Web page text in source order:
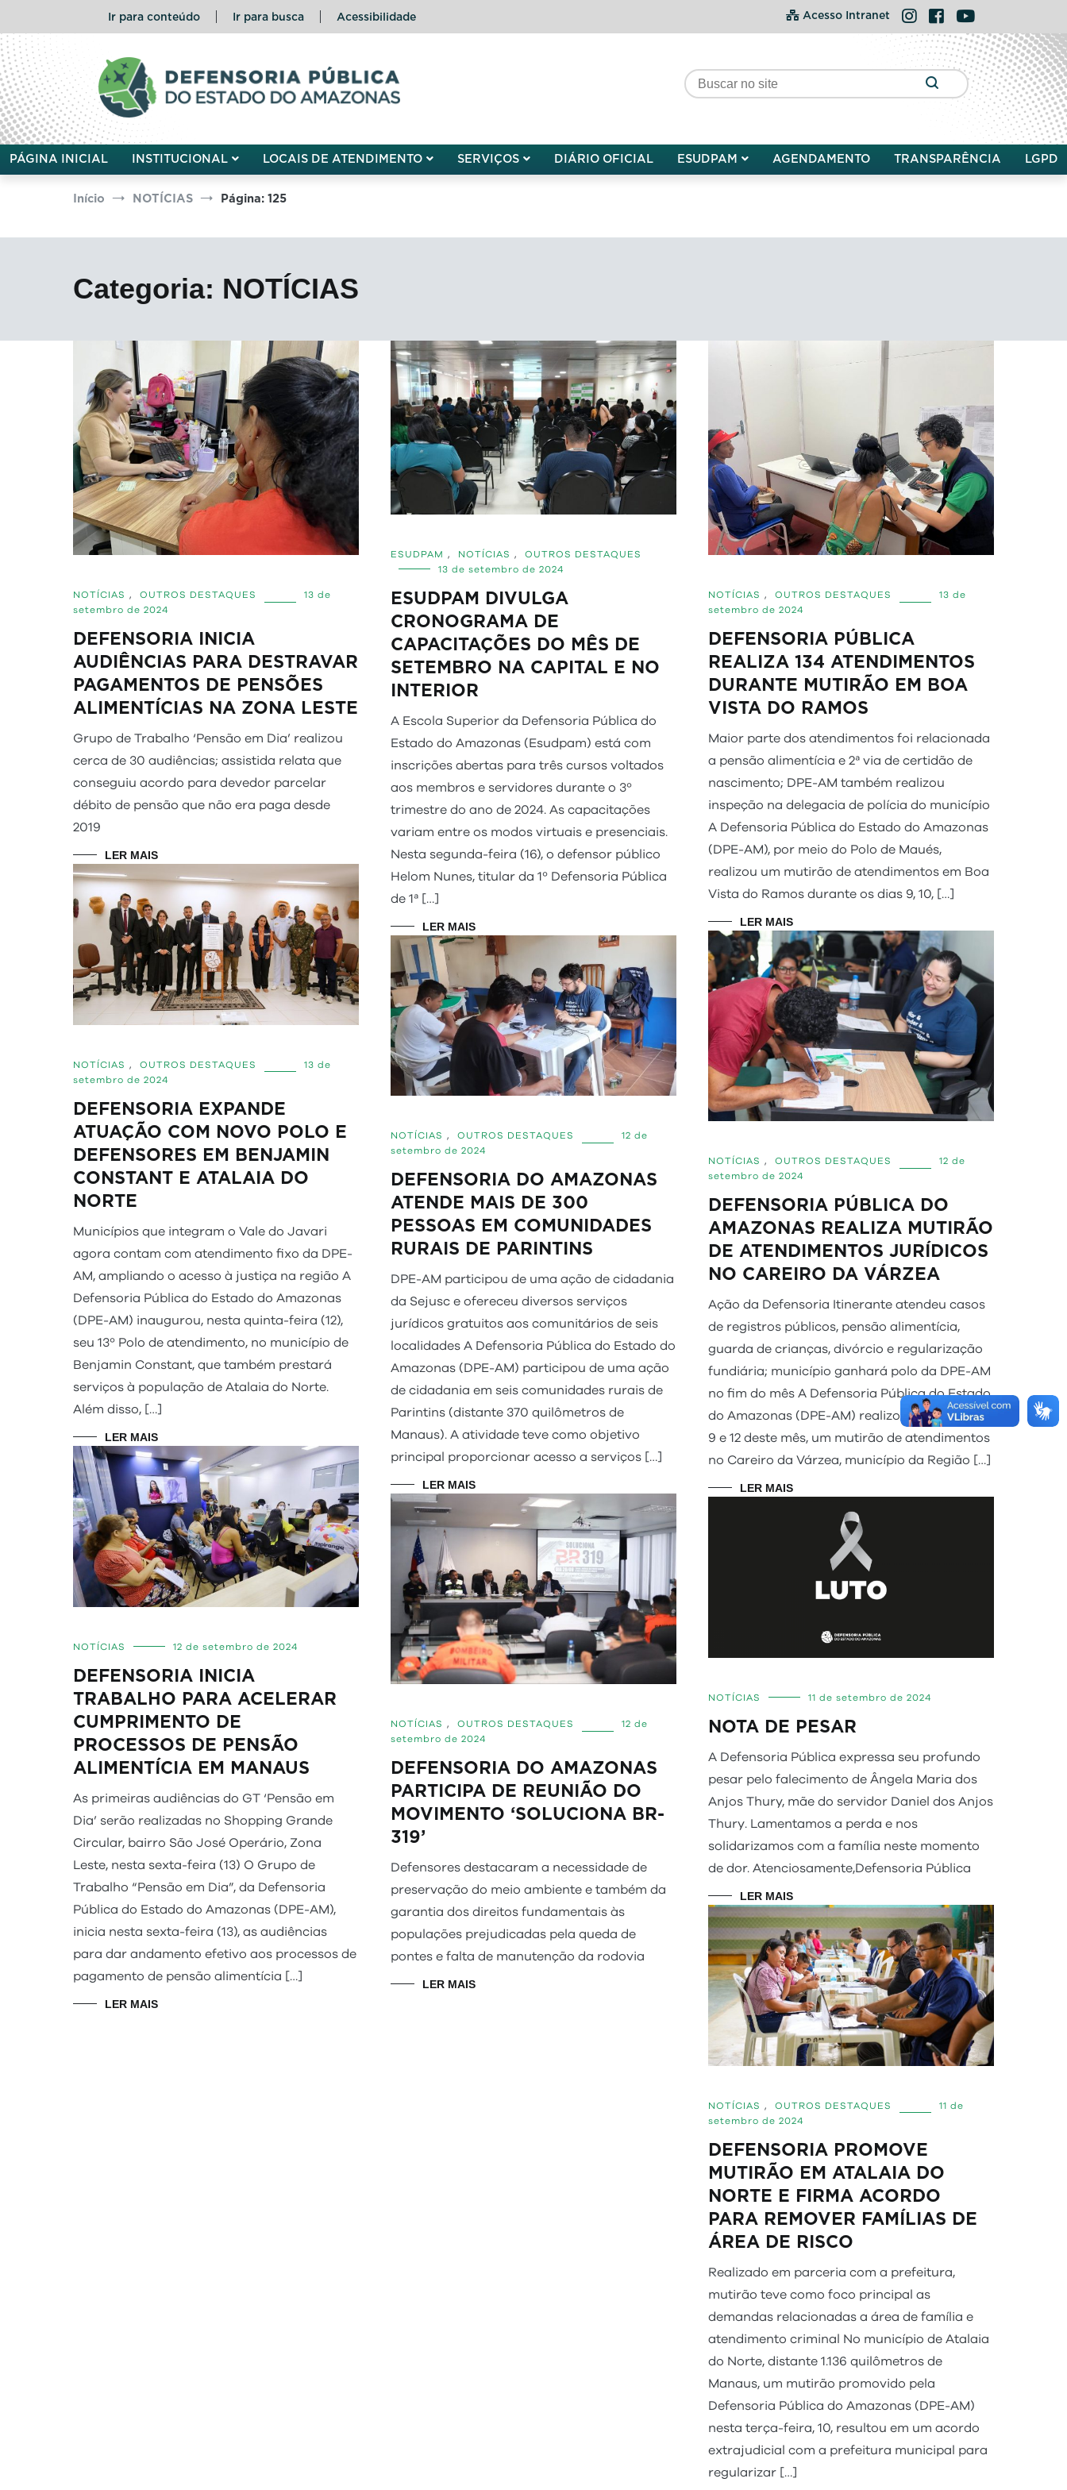
o
conteúdo
Ir para conteúdo Ir para busca Acessibilidade Acesso Intranet Instagram
FacebookYouTube
Defensoria Pública do Estado do Amazonas
PÁGINA INICIAL INSTITUCIONAL LOCAIS DE ATENDIMENTO SERVIÇOS DIÁRIO OFICIAL ESUDPAM AGENDAMENTO TRANSPARÊNCIA LGPD
Início NOTÍCIAS Página: 125
Categoria: NOTÍCIAS
NOTÍCIAS , OUTROS DESTAQUES
13 de
setembro de 2024
DEFENSORIA INICIA
AUDIÊNCIAS PARA DESTRAVAR
PAGAMENTOS DE PENSÕES
ALIMENTÍCIAS NA ZONA LESTE
Grupo de Trabalho ‘Pensão em Dia’ realizou
cerca de 30 audiências; assistida relata que
conseguiu acordo para devedor parcelar
débito de pensão que não era paga desde
2019
LER MAIS
ESUDPAM , NOTÍCIAS ,
OUTROS DESTAQUES
13 de setembro de 2024
ESUDPAM DIVULGA
CRONOGRAMA DE
CAPACITAÇÕES DO MÊS DE
SETEMBRO NA CAPITAL E NO
INTERIOR
A Escola Superior da Defensoria Pública do
Estado do Amazonas (Esudpam) está com
inscrições abertas para três cursos voltados
aos membros e servidores durante o 3º
trimestre do ano de 2024. As capacitações
variam entre os modos virtuais e presenciais.
Nesta segunda-feira (16), o defensor público
Helom Nunes, titular da 1º Defensoria Pública
de 1ª […]
LER MAIS
NOTÍCIAS , OUTROS DESTAQUES
13 de
setembro de 2024
DEFENSORIA PÚBLICA
REALIZA 134 ATENDIMENTOS
DURANTE MUTIRÃO EM BOA
VISTA DO RAMOS
Maior parte dos atendimentos foi relacionada
a pensão alimentícia e 2ª via de certidão de
nascimento; DPE-AM também realizou
inspeção na delegacia de polícia do município
A Defensoria Pública do Estado do Amazonas
(DPE-AM), por meio do Polo de Maués,
realizou um mutirão de atendimentos em Boa
Vista do Ramos durante os dias 9, 10, […]
LER MAIS
NOTÍCIAS , OUTROS DESTAQUES
13 de
setembro de 2024
DEFENSORIA EXPANDE
ATUAÇÃO COM NOVO POLO E
DEFENSORES EM BENJAMIN
CONSTANT E ATALAIA DO
NORTE
Municípios que integram o Vale do Javari
agora contam com atendimento fixo da DPE-
AM, ampliando o acesso à justiça na região A
Defensoria Pública do Estado do Amazonas
(DPE-AM) inaugurou, nesta quinta-feira (12),
seu 13º Polo de atendimento, no município de
Benjamin Constant, que também prestará
serviços à população de Atalaia do Norte.
Além disso, […]
LER MAIS
NOTÍCIAS , OUTROS DESTAQUES
12 de
setembro de 2024
DEFENSORIA PÚBLICA DO
AMAZONAS REALIZA MUTIRÃO
DE ATENDIMENTOS JURÍDICOS
NO CAREIRO DA VÁRZEA
Ação da Defensoria Itinerante atendeu casos
de registros públicos, pensão alimentícia,
guarda de crianças, divórcio e regularização
fundiária; município ganhará polo da DPE-AM
no fim do mês A Defensoria Pública do Estado
do Amazonas (DPE-AM) realizou, entre os dias
9 e 12 deste mês, um mutirão de atendimentos
no Careiro da Várzea, município da Região […]
LER MAIS
NOTÍCIAS , OUTROS DESTAQUES
12 de
setembro de 2024
DEFENSORIA DO AMAZONAS
ATENDE MAIS DE 300
PESSOAS EM COMUNIDADES
RURAIS DE PARINTINS
DPE-AM participou de uma ação de cidadania
da Sejusc e ofereceu diversos serviços
jurídicos gratuitos aos comunitários de seis
localidades A Defensoria Pública do Estado do
Amazonas (DPE-AM) participou de uma ação
de cidadania em seis comunidades rurais de
Parintins (distante 370 quilômetros de
Manaus). A atividade teve como objetivo
principal proporcionar acesso a serviços […]
LER MAIS
NOTÍCIAS 12 de setembro de 2024
DEFENSORIA INICIA
TRABALHO PARA ACELERAR
CUMPRIMENTO DE
PROCESSOS DE PENSÃO
ALIMENTÍCIA EM MANAUS
As primeiras audiências do GT ‘Pensão em
Dia’ serão realizadas no Shopping Grande
Circular, bairro São José Operário, Zona
Leste, nesta sexta-feira (13) O Grupo de
Trabalho “Pensão em Dia”, da Defensoria
Pública do Estado do Amazonas (DPE-AM),
inicia nesta sexta-feira (13), as audiências
para dar andamento efetivo aos processos de
pagamento de pensão alimentícia […]
LER MAIS
NOTÍCIAS , OUTROS DESTAQUES
12 de
setembro de 2024
DEFENSORIA DO AMAZONAS
PARTICIPA DE REUNIÃO DO
MOVIMENTO ‘SOLUCIONA BR-
319’
Defensores destacaram a necessidade de
preservação do meio ambiente e também da
garantia dos direitos fundamentais às
populações prejudicadas pela queda de
pontes e falta de manutenção da rodovia
LER MAIS
NOTÍCIAS 11 de setembro de 2024
NOTA DE PESAR
A Defensoria Pública expressa seu profundo
pesar pelo falecimento de Ângela Maria dos
Anjos Thury, mãe do servidor Daniel dos Anjos
Thury. Lamentamos a perda e nos
solidarizamos com a família neste momento
de dor. Atenciosamente,Defensoria Pública
LER MAIS
NOTÍCIAS , OUTROS DESTAQUES
11 de
setembro de 2024
DEFENSORIA PROMOVE
MUTIRÃO EM ATALAIA DO
NORTE E FIRMA ACORDO
PARA REMOVER FAMÍLIAS DE
ÁREA DE RISCO
Realizado em parceria com a prefeitura,
mutirão teve como foco principal as
demandas relacionadas a área de família e
atendimento criminal No município de Atalaia
do Norte, distante 1.136 quilômetros de
Manaus, um mutirão promovido pela
Defensoria Pública do Amazonas (DPE-AM)
nesta terça-feira, 10, resultou em um acordo
extrajudicial com a prefeitura municipal para
regularizar […]